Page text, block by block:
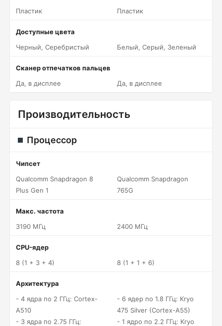
Пластик Пластик
Доступные цвета
Черный, Серебристый
Белый, Серый, Зеленый
Сканер отпечатков пальцев
Да, в дисплее
Да, в дисплее
Производительность
Процессор
Чипсет
Qualcomm Snapdragon 8
Plus Gen 1
Qualcomm Snapdragon
765G
Макс. частота
3190 МГц
2400 МГц
CPU-ядер
8 (1 + 3 + 4)
8 (1 + 1 + 6)
Архитектура
- 4 ядра по 2 ГГц: Cortex-
A510
- 3 ядра по 2.75 ГГц:
- 6 ядер по 1.8 ГГц: Kryo
475 Silver (Cortex-A55)
- 1 ядро по 2.2 ГГц: Kryo